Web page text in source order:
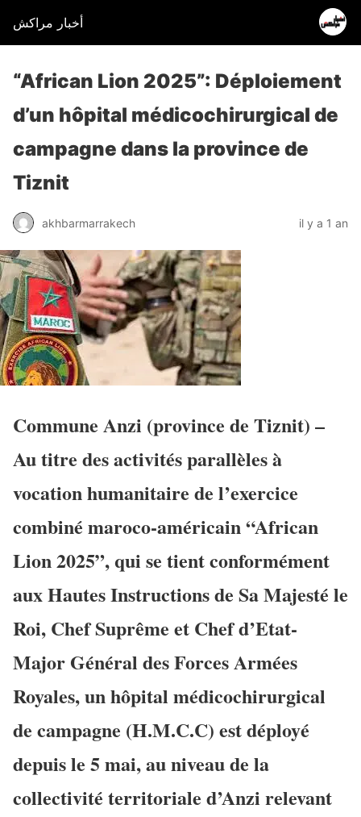
أخبار مراكش
“African Lion 2025”: Déploiement
d’un hôpital médicochirurgical de
campagne dans la province de
Tiznit
akhbarmarrakech il y a 1 an
Commune Anzi (province de Tiznit) –
Au titre des activités parallèles à
vocation humanitaire de l’exercice
combiné maroco-américain “African
Lion 2025”, qui se tient conformément
aux Hautes Instructions de Sa Majesté le
Roi, Chef Suprême et Chef d’Etat-
Major Général des Forces Armées
Royales, un hôpital médicochirurgical
de campagne (H.M.C.C) est déployé
depuis le 5 mai, au niveau de la
collectivité territoriale d’Anzi relevant